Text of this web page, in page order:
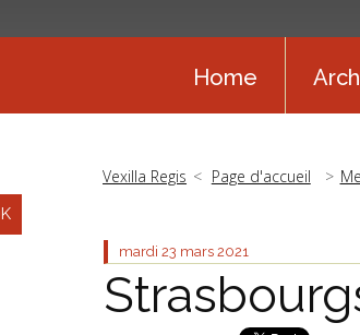
Home
Vexilla Regis Page d'accueil
mardi 23 mars 2021